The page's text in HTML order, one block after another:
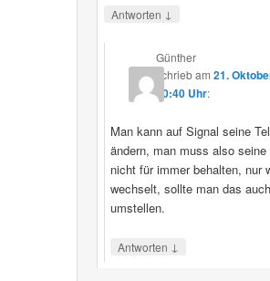
Antworten ↓
Günther
schriebam21.
00:40 Uhr:
Man kann auf Signal seine
ändern, man muss also seine
nicht für immer behalten, nur
wechselt, sollte man das
umstellen.
Antworten ↓